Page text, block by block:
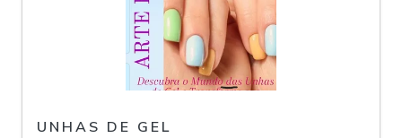
UNHAS DE GEL